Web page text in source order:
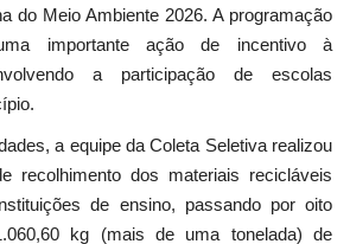
do Meio Ambiente 2026. A programação
importante ação de incentivo à
a participação de escolas
a equipe da Coleta Seletiva realizou
recolhimento dos materiais recicláveis
de ensino, passando por oito
kg (mais de uma tonelada) de